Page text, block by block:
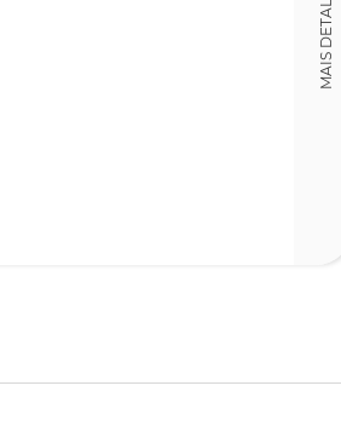
MAIS DETALHES